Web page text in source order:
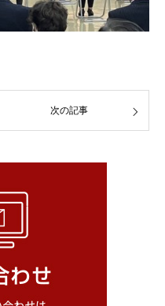
次の記事